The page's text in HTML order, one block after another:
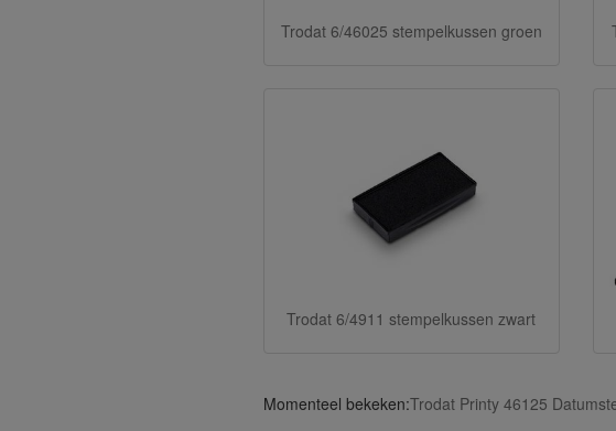
Trodat 6/46025 stempelkussen groen
Trodat 6/4911 stempelkussen zwart
Momenteel bekeken:Trodat Printy 46125